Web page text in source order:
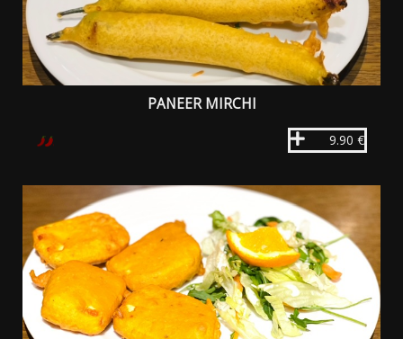
PANEER MIRCHI
9.90 €